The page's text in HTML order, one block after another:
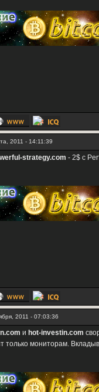
2011 - 14:11:39
strategy.com - 2$ с
2011 - 07:03:36
и hot-investin.com
только мониторам.